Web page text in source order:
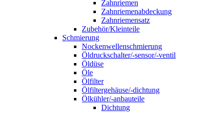
Zahnriemen
Zahnriemenabdeckung
Zahnriemensatz
Zubehör/Kleinteile
Schmierung
Nockenwellenschmierung
Öldruckschalter/-sensor/-ventil
Öldüse
Öle
Ölfilter
Ölfiltergehäuse/-dichtung
Ölkühler/-anbauteile
Dichtung